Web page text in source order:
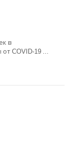
в
COVID-19 ...